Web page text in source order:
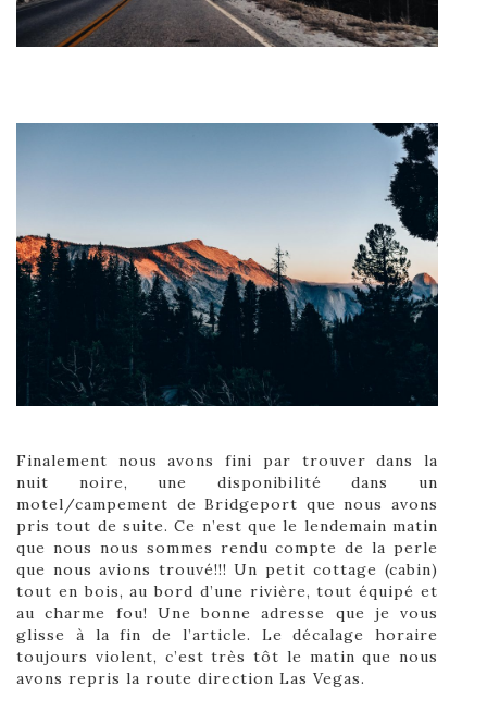
Finalement nous avons fini par trouver dans la
nuit noire, une disponibilité dans un
motel/campement de Bridgeport que nous avons
pris tout de suite. Ce n’est que le lendemain matin
que nous nous sommes rendu compte de la perle
que nous avions trouvé!!! Un petit cottage (cabin)
tout en bois, au bord d’une rivière, tout équipé et
au charme fou! Une bonne adresse que je vous
glisse à la fin de l’article. Le décalage horaire
toujours violent, c’est très tôt le matin que nous
avons repris la route direction Las Vegas.